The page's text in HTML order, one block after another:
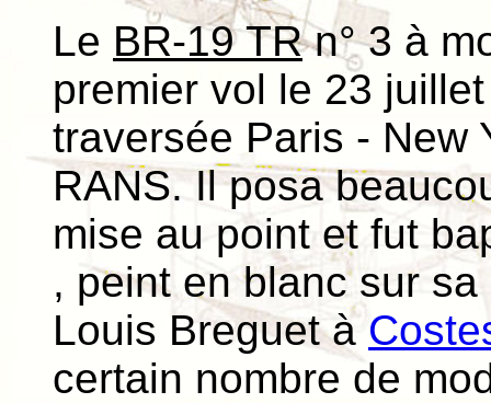
Le BR-19 TRn° 3 à
premier vol le 23
traversée Paris - New
RANS. Il posa
mise au point et fut
, peint en blanc sur
Louis Breguet à
certain nombre de